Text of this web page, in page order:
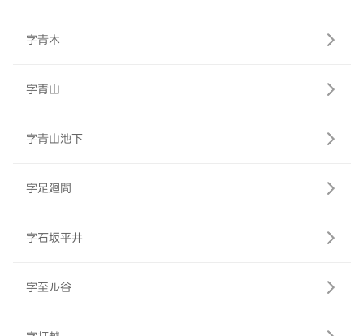
字青木
字青山
字青山池下
字足廻間
字石坂平井
字至ル谷